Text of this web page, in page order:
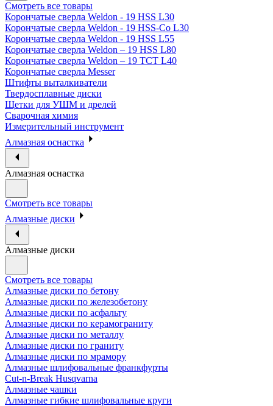
Смотреть все товары
Корончатые сверла Weldon - 19 HSS L30
Корончатые сверла Weldon - 19 HSS-Co L30
Корончатые сверла Weldon - 19 HSS L55
Корончатые сверла Weldon – 19 HSS L80
Корончатые сверла Weldon – 19 TCT L40
Корончатые сверла Messer
Штифты выталкиватели
Твердосплавные диски
Щетки для УШМ и дрелей
Сварочная химия
Измерительный инструмент
Алмазная оснастка
Алмазная оснастка
Смотреть все товары
Алмазные диски
Алмазные диски
Смотреть все товары
Алмазные диски по бетону
Алмазные диски по железобетону
Алмазные диски по асфальту
Алмазные диски по керамограниту
Алмазные диски по металлу
Алмазные диски по граниту
Алмазные диски по мрамору
Алмазные шлифовальные франкфурты
Cut-n-Break Husqvarna
Алмазные чашки
Алмазные гибкие шлифовальные круги